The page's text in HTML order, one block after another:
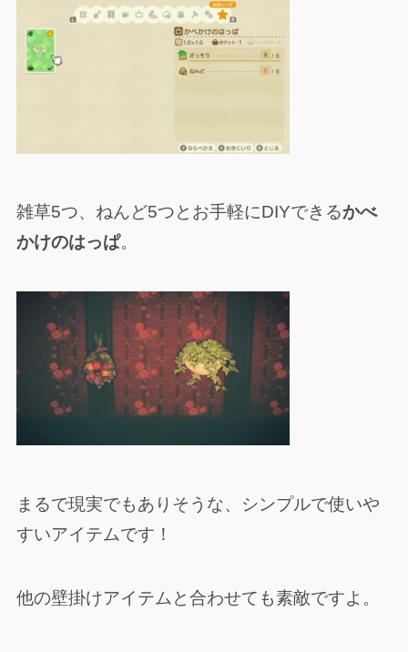
雑草5つ、ねんど5つとお手軽にDIYできるかべ
かけのはっぱ。
まるで現実でもありそうな、シンプルで使いや
すいアイテムです！
他の壁掛けアイテムと合わせても素敵ですよ。